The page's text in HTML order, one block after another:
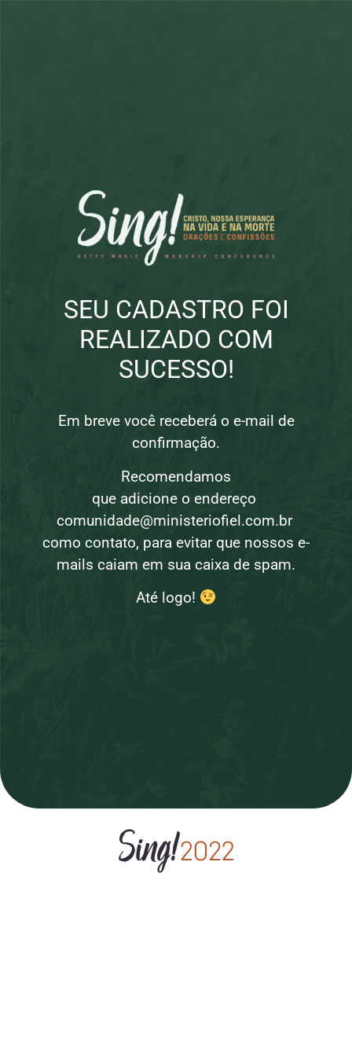
SEU CADASTRO FOI
REALIZADO COM
SUCESSO!
Em breve você receberá o e-mail de
confirmação.
Recomendamos
que adicione o endereço
comunidade@ministeriofiel.com.br
como contato, para evitar que nossos e-
mails caiam em sua caixa de spam.
Até logo!